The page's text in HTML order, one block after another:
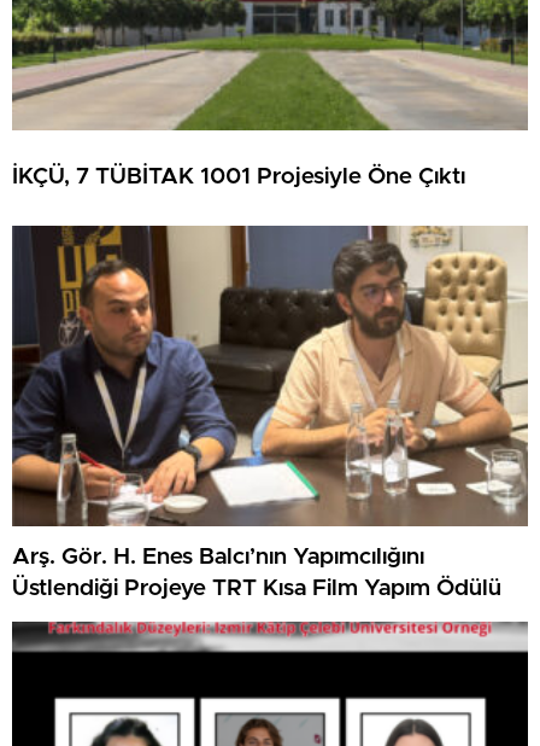
İKÇÜ, 7 TÜBİTAK 1001 Projesiyle Öne Çıktı
Arş. Gör. H. Enes Balcı’nın Yapımcılığını
Üstlendiği Projeye TRT Kısa Film Yapım Ödülü